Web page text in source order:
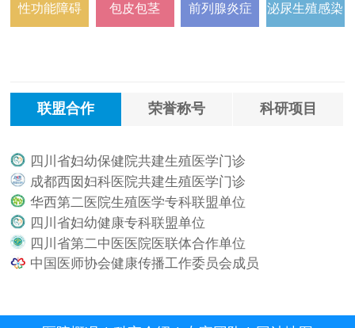
性功能障碍 包皮包茎 前列腺炎症 泌尿生殖感染
联盟合作 荣誉称号 科研项目
四川省妇幼保健院共建生殖医学门诊
成都西囡妇科医院共建生殖医学门诊
华西第二医院生殖医学专科联盟单位
四川省妇幼健康专科联盟单位
四川省第二中医医院医联体合作单位
中国医师协会健康传播工作委员会成员